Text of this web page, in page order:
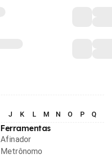
J K L M N O P Q
Ferramentas
Afinador
Metrônomo